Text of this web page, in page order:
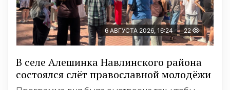
6 АВГУСТА 2026, 16:24 22
В селе Алешинка Навлинского района
состоялся слёт православной молодёжи